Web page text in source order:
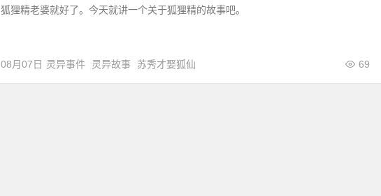
狐狸精老婆就好了。今天就讲一个关于狐狸精的故事吧。
08月07日 69
灵异事件 灵异故事 苏秀才娶狐仙